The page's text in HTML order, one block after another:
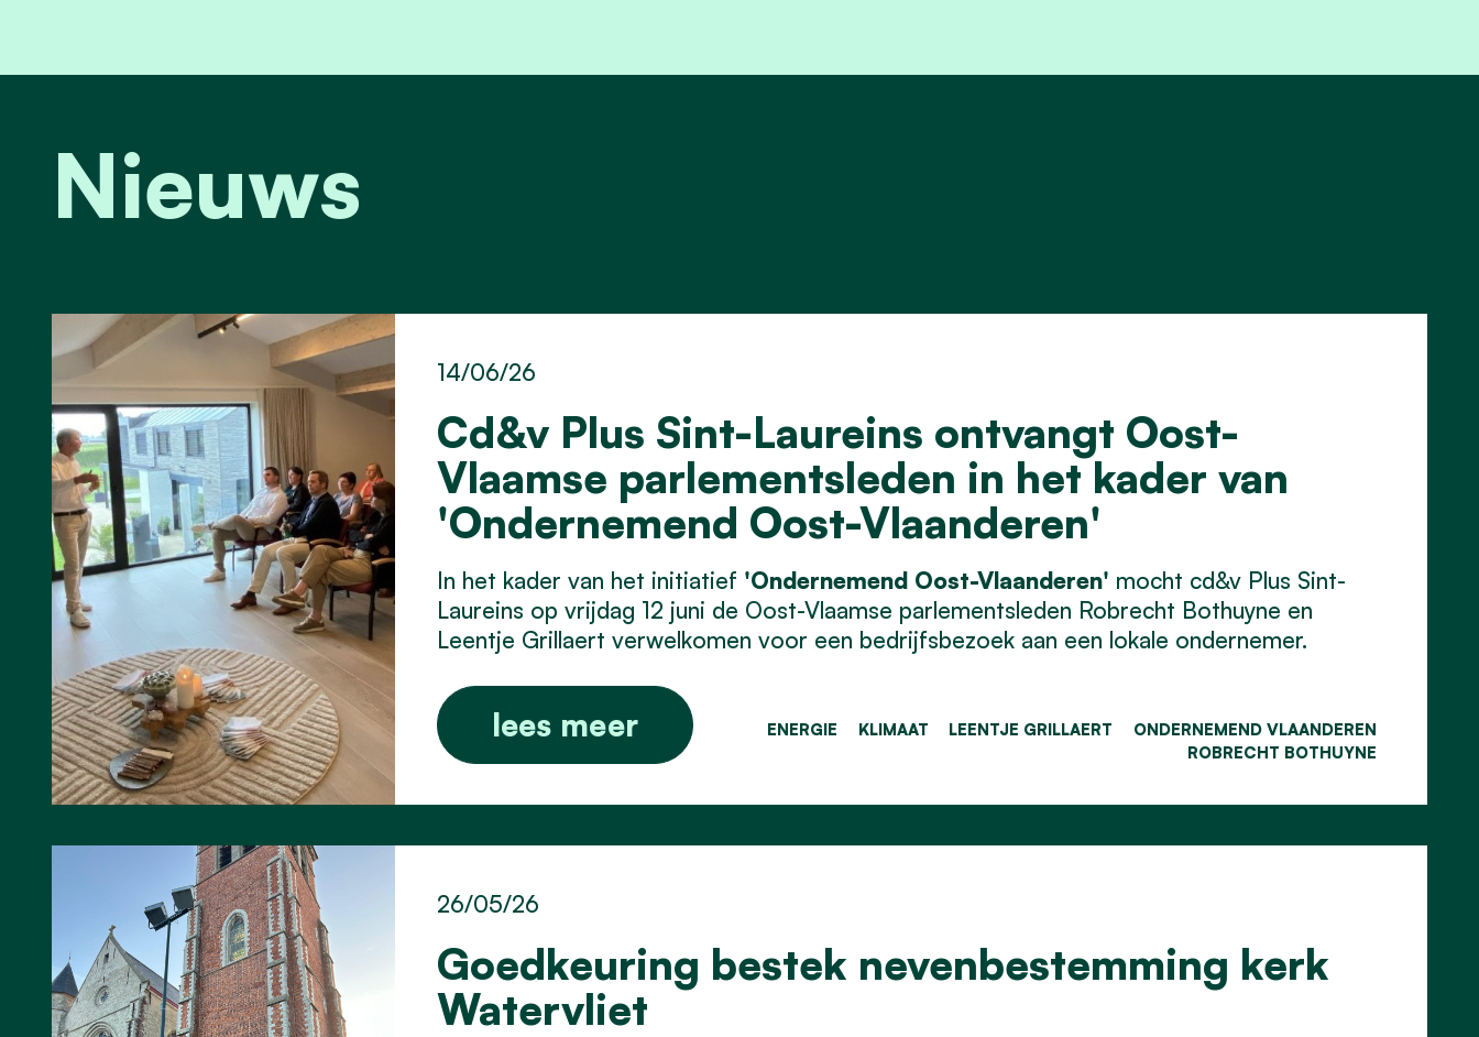
Nieuws
Cd&v Plus Sint-Laureins ontvangt Oost-
Vlaamse parlementsleden in het kader van
'Ondernemend Oost-Vlaanderen'
14/06/26
In het kader van het initiatief 'Ondernemend Oost-Vlaanderen' mocht cd&v Plus Sint-
Laureins op vrijdag 12 juni de Oost-Vlaamse parlementsleden Robrecht Bothuyne en
Leentje Grillaert verwelkomen voor een bedrijfsbezoek aan een lokale ondernemer.
lees meer ENERGIE KLIMAAT LEENTJE GRILLAERT
ONDERNEMEND VLAANDEREN
ROBRECHT BOTHUYNE
Goedkeuring bestek nevenbestemming kerk
Watervliet
26/05/26